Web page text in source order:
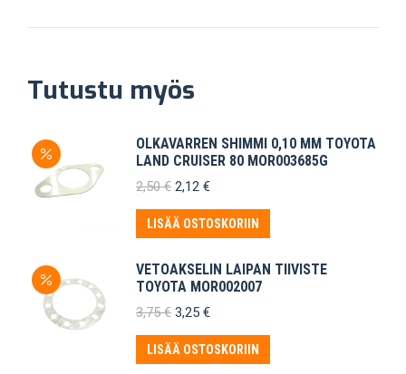
Tutustu myös
OLKAVARREN SHIMMI 0,10 MM TOYOTA
LAND CRUISER 80 MOR003685G
2,50€ Alkuperäinen
oli:
2,50 €.
2,12 €Nykyinen
on:
2,12 €.
LISÄÄ OSTOSKORIIN
VETOAKSELIN LAIPAN TIIVISTE
TOYOTA MOR002007
3,75€ Alkuperäinen
oli:
3,75 €.
3,25 €Nykyinen
on:
3,25 €.
LISÄÄ OSTOSKORIIN